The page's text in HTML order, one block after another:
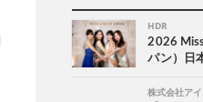
HDR
2026
パン）日
株式会社ア